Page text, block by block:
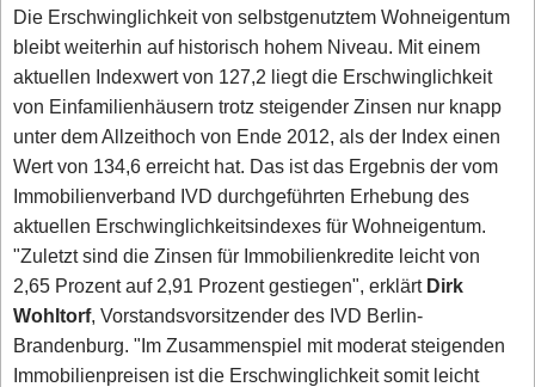
Die Erschwinglichkeit von selbstgenutztem Wohneigentum
bleibt weiterhin auf historisch hohem Niveau. Mit einem
aktuellen Indexwert von 127,2 liegt die Erschwinglichkeit
von Einfamilienhäusern trotz steigender Zinsen nur knapp
unter dem Allzeithoch von Ende 2012, als der Index einen
Wert von 134,6 erreicht hat. Das ist das Ergebnis der vom
Immobilienverband IVD durchgeführten Erhebung des
aktuellen Erschwinglichkeitsindexes für Wohneigentum.
"Zuletzt sind die Zinsen für Immobilienkredite leicht von
2,65 Prozent auf 2,91 Prozent gestiegen", erklärtDirk
Wohltorf, Vorstandsvorsitzender des IVD Berlin-
Brandenburg. "Im Zusammenspiel mit moderat steigenden
Immobilienpreisen ist die Erschwinglichkeit somit leicht